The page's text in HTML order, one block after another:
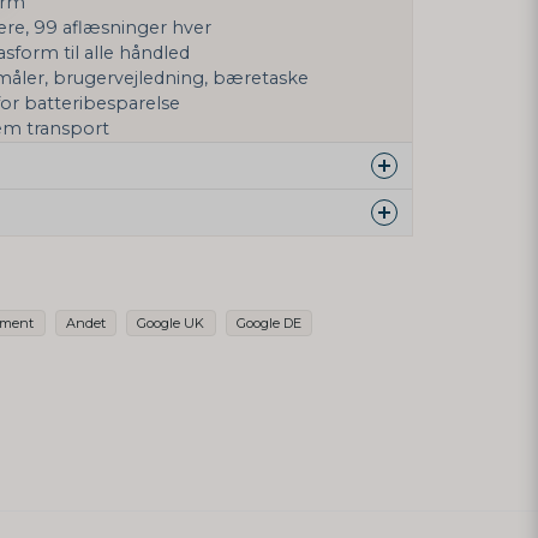
99 aflæsninger hver
til alle håndled
brugervejledning, bæretaske
batteribesparelse
transport
produkt...
Andet Google UK Google DE